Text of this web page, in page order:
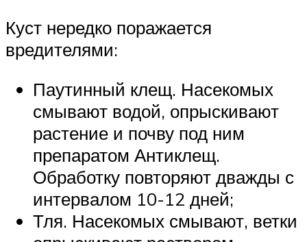
Куст нередко поражается
вредителями:
Паутинный клещ. Насекомых
смывают водой, опрыскивают
растение и почву под ним
препаратом Антиклещ.
Обработку повторяют дважды с
интервалом 10-12 дней;
Тля. Насекомых смывают, ветки